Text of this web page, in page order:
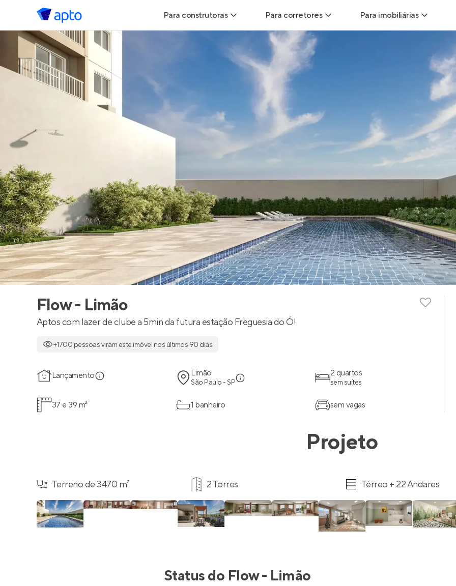
Para construtoras
Geração de Leads
Maiores Construtoras
Parcerias Imobiliárias
Anunciar Imóveis
Para corretores
Leads para Corretores
Corretor+
Hub de Corretores
Anunciar imóveis
Para imobiliárias
Hub de imobiliárias
Anunciar imóveis
Flow - Limão
Aptos com lazer de clube a 5min da futura estação Freguesia do Ó!
+1700 pessoas viram este imóvel nos últimos 90 dias
Lançamento Limão
São Paulo - SP
2 quartos
sem suítes
37 e 39 m² 1 banheiro sem vagas
Projeto
Terreno de 3470 m² 2 Torres Térreo + 22 Andares
Status do Flow - Limão